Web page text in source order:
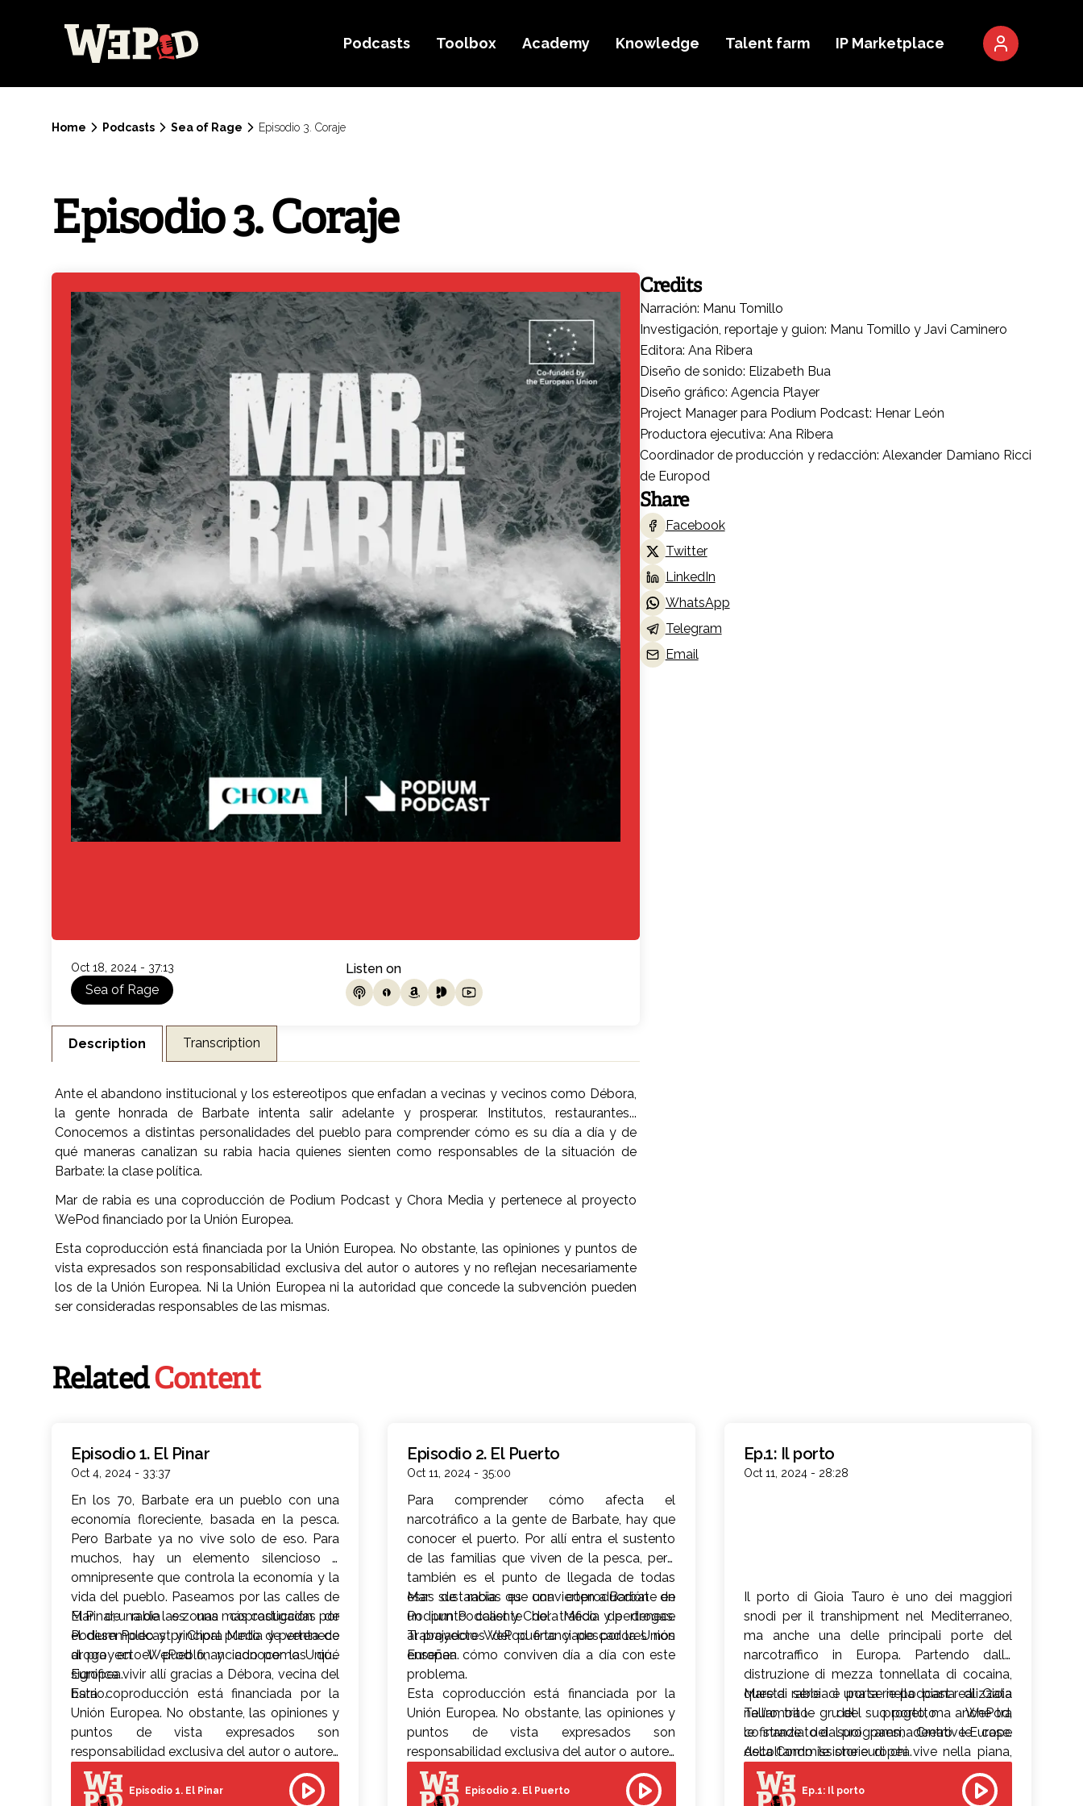
Podcasts Toolbox Academy Knowledge Talent farm IP Marketplace
Home Podcasts Sea of Rage Episodio 3. Coraje
Episodio 3. Coraje
Oct 18, 2024 - 37:13
Sea of Rage
Listen on
Listen on itunes
Listen on ivoox
Listen on amazon music
Listen on podimo
Listen on youtube
Description Transcription
Ante el abandono institucional y los estereotipos que enfadan a vecinas y vecinos como Débora,
la gente honrada de Barbate intenta salir adelante y prosperar. Institutos, restaurantes...
Conocemos a distintas personalidades del pueblo para comprender cómo es su día a día y de
qué maneras canalizan su rabia hacia quienes sienten como responsables de la situación de
Barbate: la clase política.
Mar de rabia es una coproducción de Podium Podcast y Chora Media y pertenece al proyecto
WePod financiado por la Unión Europea.
Esta coproducción está financiada por la Unión Europea. No obstante, las opiniones y puntos de
vista expresados son responsabilidad exclusiva del autor o autores y no reflejan necesariamente
los de la Unión Europea. Ni la Unión Europea ni la autoridad que concede la subvención pueden
ser consideradas responsables de las mismas.
Credits
Narración: Manu Tomillo
Investigación, reportaje y guion: Manu Tomillo y Javi Caminero
Editora: Ana Ribera
Diseño de sonido: Elizabeth Bua
Diseño gráfico: Agencia Player
Project Manager para Podium Podcast: Henar León
Productora ejecutiva: Ana Ribera
Coordinador de producción y redacción: Alexander Damiano Ricci
de Europod
Share
Facebook
Twitter
LinkedIn
WhatsApp
Telegram
Email
RelatedContent
Episodio 1. El Pinar
Oct 4, 2024 - 33:37
En los 70, Barbate era un pueblo con una
economía floreciente, basada en la pesca.
Pero Barbate ya no vive solo de eso. Para
muchos, hay un elemento silencioso y
omnipresente que controla la economía y la
vida del pueblo. Paseamos por las calles de
El Pinar, una de las zonas más castigadas por
el desempleo y principal punto de venta de
droga en el pueblo, y conocemos qué
significa vivir allí gracias a Débora, vecina del
barrio.
Mar de rabia es una coproducción de
Podium Podcast y Chora Media y pertenece
al proyecto WePod financiado por la Unión
Europea.
Esta coproducción está financiada por la
Unión Europea. No obstante, las opiniones y
puntos de vista expresados son
responsabilidad exclusiva del autor o autores
y no reflejan necesariamente los de la Unión
Europea. Ni la Unión Europea ni la autoridad
Episodio 1. El Pinar
Episodio 2. El Puerto
Oct 11, 2024 - 35:00
Para comprender cómo afecta el
narcotráfico a la gente de Barbate, hay que
conocer el puerto. Por allí entra el sustento
de las familias que viven de la pesca, pero
también es el punto de llegada de todas
esas sustancias que convierten a Barbate en
un punto caliente del tráfico de drogas.
Trabajadores del puerto y pescadores nos
enseñan cómo conviven día a día con este
problema.
Mar de rabia es una coproducción de
Podium Podcast y Chora Media y pertenece
al proyecto WePod financiado por la Unión
Europea.
Esta coproducción está financiada por la
Unión Europea. No obstante, las opiniones y
puntos de vista expresados son
responsabilidad exclusiva del autor o autores
y no reflejan necesariamente los de la Unión
Europea. Ni la Unión Europea ni la autoridad
Episodio 2. El Puerto
Ep.1: Il porto
Oct 11, 2024 - 28:28
Il porto di Gioia Tauro è uno dei maggiori
snodi per il transhipment nel Mediterraneo,
ma anche una delle principali porte del
narcotraffico in Europa. Partendo dalla
distruzione di mezza tonnellata di cocaina,
questa serie ci porta nella piana di Gioia
Tauro, tra le gru del suo porto, ma anche tra
le strade dei suoi paesi, dentro le case.
Ascoltando le storie di chi vive nella piana,
capiremo come la costruzione del porto ha
cambiato la natura di quel territorio e della
Mare di rabbia è una serie podcast realizzata
nell’ambito del progetto WePod,
cofinanziato dal programma Creative Europe
della Commissione europea.
Ep.1: Il porto